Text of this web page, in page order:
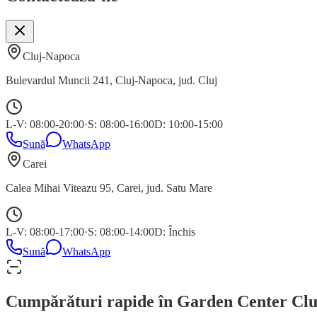
Cluj-Napoca
Bulevardul Muncii 241 , Cluj-Napoca, jud. Cluj
L-V: 08:00-20:00·S: 08:00-16:00D: 10:00-15:00
Sună
WhatsApp
Carei
Calea Mihai Viteazu 95, Carei, jud. Satu Mare
L-V: 08:00-17:00·S: 08:00-14:00D: Închis
Sună
WhatsApp
Cumpărături rapide în Garden Center